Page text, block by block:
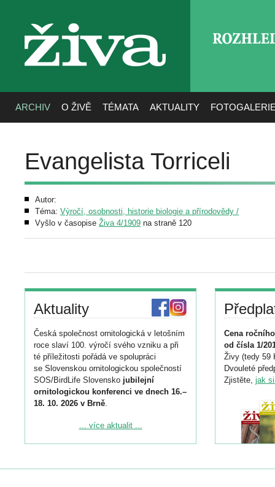
živa
ARCHIV O ŽIVĚ TÉMATA AKTUALITY
Evangelista Torriceli
Autor:
Téma: Výročí, osobnosti, historie biologie a přírodovědy /
Vyšlo v časopise Živa 4/1909 na straně 120
Aktuality
Česká společnost ornitologická v letošním
roce slaví 100. výročí svého vzniku a při
té příležitosti pořádá ve spolupráci
se Slovenskou ornitologickou společností
SOS/BirdLife Slovensko jubilejní
ornitologickou konferenci ve dnech 16.–
18. 10. 2026 v Brně.
Podrobnější informace ke konferenci
Registrovat se můžete do 6. září.
... více aktualit ...
Cena
od čísla 1/
Živy (tedy 59
Dvouleté
Zjistěte, jak